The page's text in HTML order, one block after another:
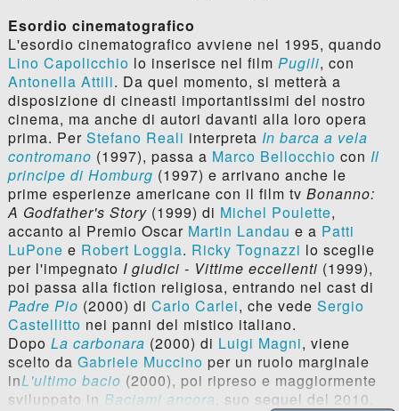
Esordio cinematografico
L'esordio cinematografico avviene nel 1995, quando
Lino Capolicchio lo inserisce nel film Pugili, con
Antonella Attili. Da quel momento, si metterà a
disposizione di cineasti importantissimi del nostro
cinema, ma anche di autori davanti alla loro opera
prima. Per Stefano Reali interpreta In barca a vela
contromano (1997), passa a Marco Bellocchio con Il
principe di Homburg (1997) e arrivano anche le
prime esperienze americane con il film tv Bonanno:
A Godfather's Story(1999) di Michel Poulette,
accanto al Premio Oscar Martin Landau e a Patti
LuPone e Robert Loggia. Ricky Tognazzi lo sceglie
per l'impegnato I giudici - Vittime eccellenti (1999),
poi passa alla fiction religiosa, entrando nel cast di
Padre Pio (2000) di Carlo Carlei, che vede Sergio
Castellitto nei panni del mistico italiano.
Dopo La carbonara (2000) di Luigi Magni, viene
scelto da Gabriele Muccino per un ruolo marginale
inL'ultimo bacio (2000), poi ripreso e maggiormente
sviluppato in Baciami ancora , suo sequel del 2010.